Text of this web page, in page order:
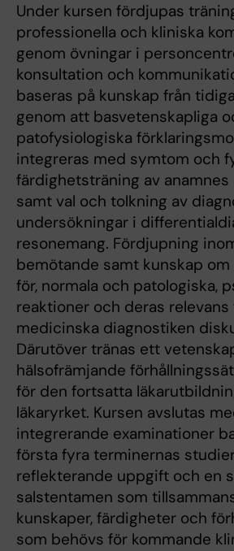
Under kursen fördjupas
professionella och kliniska
genom övningar i
konsultation och
baseras på kunskap från
genom att basvetenskapliga
patofysiologiska
integreras med symtom och
färdighetsträning av
samt val och tolkning av
undersökningar i
resonemang. Fördjupning
bemötande samt kunskap
för, normala och patologiska,
reaktioner och deras relevans
medicinska diagnostiken
Därutöver tränas ett
hälsofrämjande
för den fortsatta
läkaryrket. Kursen avslutas
integrerande examinationer
första fyra terminernas
reflekterande uppgift och en
salstentamen som
kunskaper, färdigheter och
som behövs för kommande